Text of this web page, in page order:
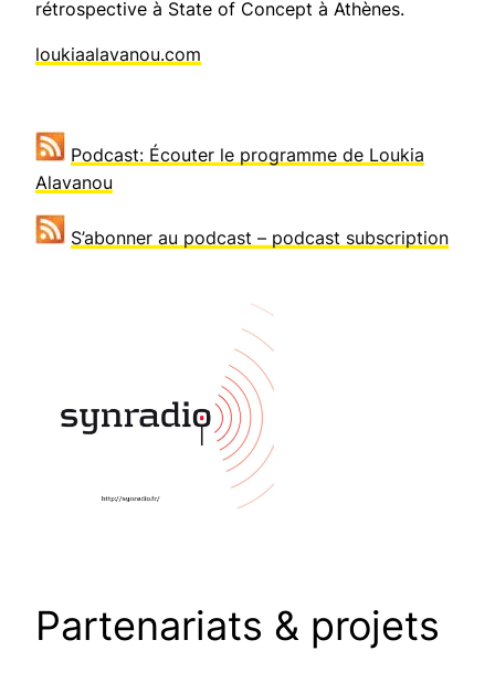
rétrospective à State of Concept à Athènes.
loukiaalavanou.com
Podcast: Écouter le programme de Loukia
Alavanou
S’abonner au podcast – podcast subscription
Partenariats & projets